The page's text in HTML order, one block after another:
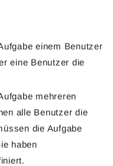
einem Benutzer
eine Benutzer die
mehreren
alle Benutzer die
die Aufgabe
haben